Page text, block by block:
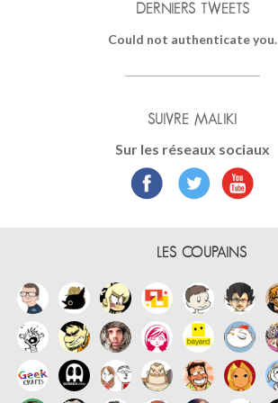
DERNIERS TWEETS
Could not authenticate you.
SUIVRE MALIKI
Sur les réseaux sociaux
LES COUPAINS